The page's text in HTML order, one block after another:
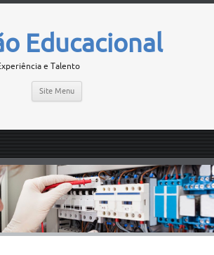
Educacional
e Talento
Site Menu